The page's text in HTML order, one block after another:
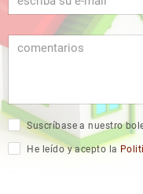
Suscríbase a nuestro
He leído y acepto la